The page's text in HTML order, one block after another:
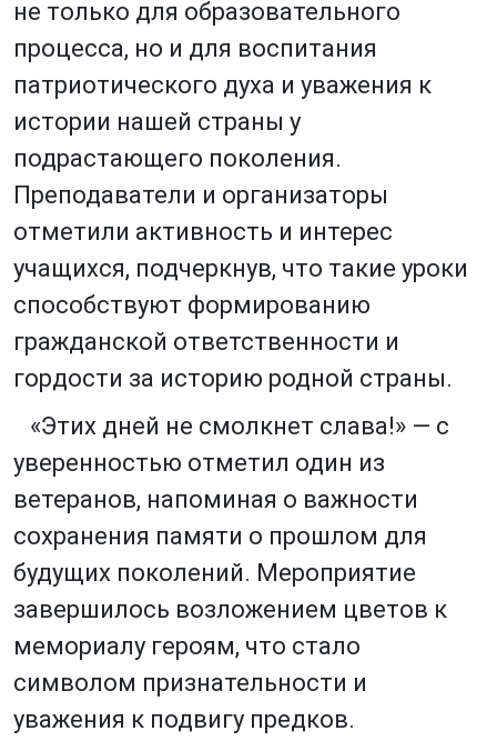
не только для образовательного
процесса, но и для воспитания
патриотического духа и уважения к
истории нашей страны у
подрастающего поколения.
Преподаватели и организаторы
отметили активность и интерес
учащихся, подчеркнув, что такие уроки
способствуют формированию
гражданской ответственности и
гордости за историю родной страны.
«Этих дней не смолкнет слава!» — с
уверенностью отметил один из
ветеранов, напоминая о важности
сохранения памяти о прошлом для
будущих поколений. Мероприятие
завершилось возложением цветов к
мемориалу героям, что стало
символом признательности и
уважения к подвигу предков.